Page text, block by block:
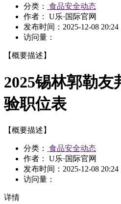
分类：
食品安全动态
作者： U乐·国际官网
发布时间： 2025-12-08 20:24
访问量：
【概要描述】
2025锡林郭勒友
验职位表
【概要描述】
分类：
食品安全动态
作者： U乐·国际官网
发布时间： 2025-12-08 20:24
访问量：
详情